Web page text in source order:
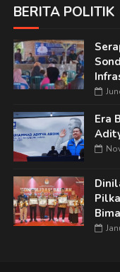
BERITA POLITIK
Era